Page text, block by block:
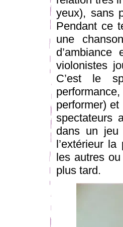
yeux), sans
Pendant ce
une
violonistes
C’est le
performer)
spectateurs
dans un jeu
l’extérieur
les autres
plus tard.